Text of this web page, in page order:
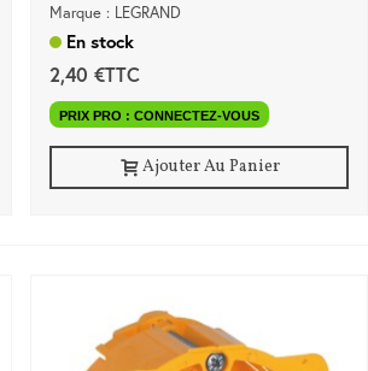
Marque : LEGRAND
En stock
2,40 €TTC
PRIX PRO : CONNECTEZ-VOUS
Ajouter Au Panier